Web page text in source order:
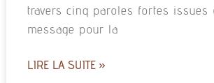
travers cinq paroles fortes issues
message pour la
LIRE LA SUITE »